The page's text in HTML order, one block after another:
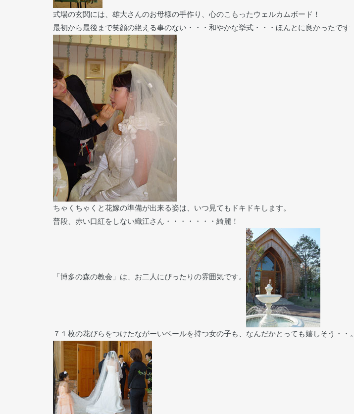
式場の玄関には、雄大さんのお母様の手作り、心のこもったウェルカムボード！
最初から最後まで笑顔の絶える事のない・・・和やかな挙式・・・ほんとに良かったです
ちゃくちゃくと花嫁の準備が出来る姿は、いつ見てもドキドキします。
普段、赤い口紅をしない織江さん・・・・・・・綺麗！
「博多の森の教会」は、お二人にぴったりの雰囲気です。
７１枚の花びらをつけたながーいベールを持つ女の子も、なんだかとっても嬉しそう・・。